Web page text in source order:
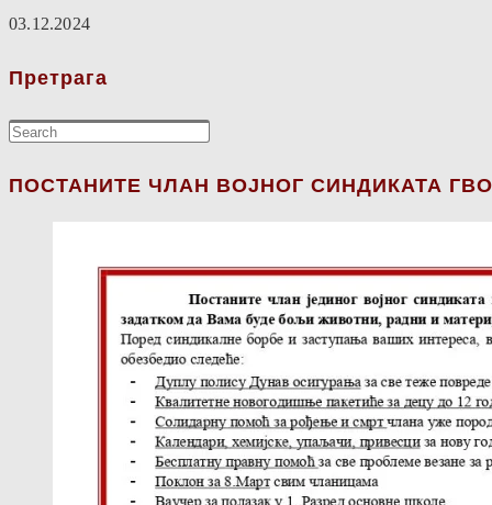
03.12.2024
Претрага
ПОСТАНИТЕ ЧЛАН ВОЈНОГ СИНДИКАТА